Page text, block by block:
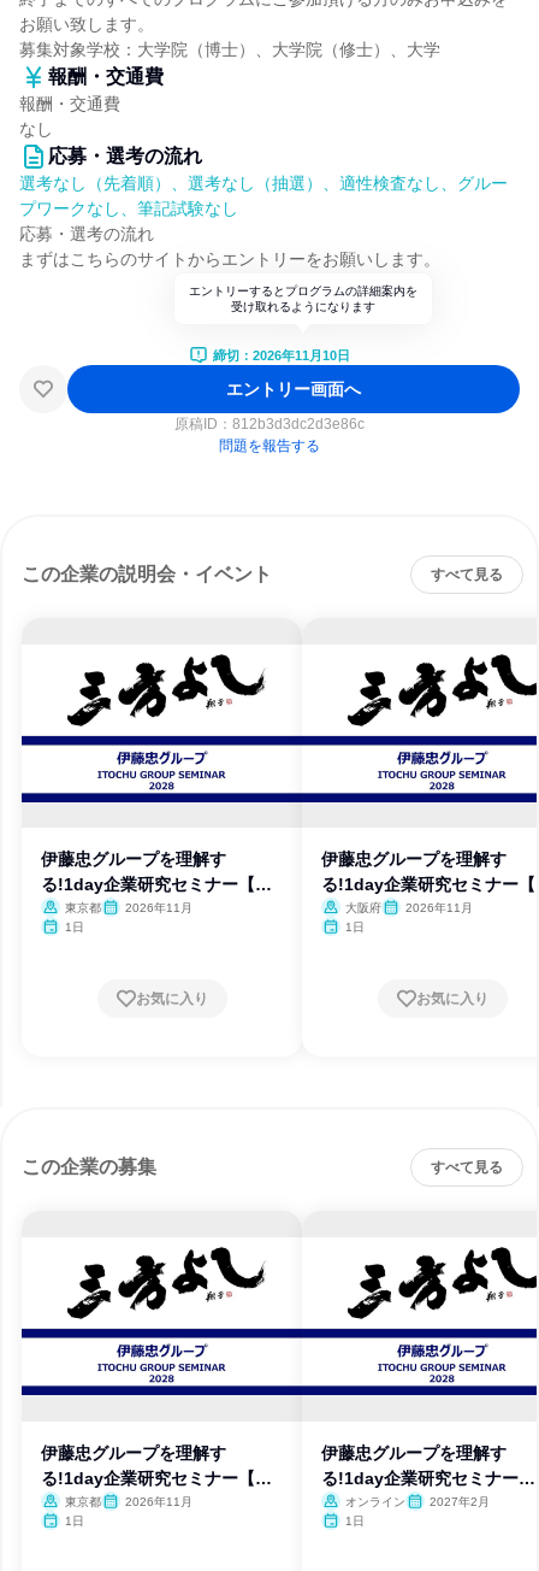
お願い致します。
募集対象学校：大学院（博士）、大学院（修士）、大学
報酬・交通費
報酬・交通費
なし
応募・選考の流れ
選考なし（先着順）、選考なし（抽選）、適性検査なし、グルー
プワークなし、筆記試験なし
応募・選考の流れ
まずはこちらのサイトからエントリーをお願いします。
エントリーするとプログラムの詳細案内を
受け取れるようになります
締切：2026年11月10日
エントリー画面へ
原稿ID： 812b3d3dc2d3e86c
問題を報告する
この企業の説明会・イベント すべて見る
伊藤忠グループを理解す
る!1day企業研究セミナー【東
京】東京都
2026年11月
1日
お気に入り
伊藤忠グループを理解す
る!1day企業研究セミナー【
阪】大阪府
2026年11月
1日
お気に入り
この企業の募集 すべて見る
伊藤忠グループを理解す
る!1day企業研究セミナー【東
京】東京都
2026年11月
1日
伊藤忠グループを理解す
る!1day企業研究セミナー
【WEB】
オンライン
2027年2月
1日